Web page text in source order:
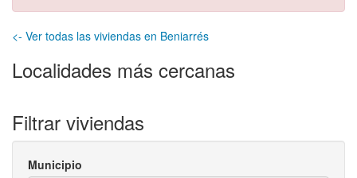
<- Ver todas las viviendas en Beniarrés
Localidades más cercanas
Filtrar viviendas
Municipio